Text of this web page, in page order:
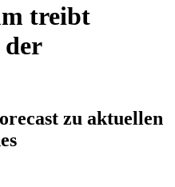
treibt
zu aktuellen